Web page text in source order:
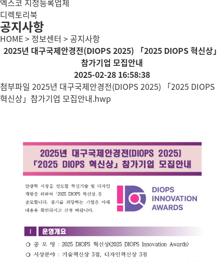
엑스코 지정등록업체
디렉토리북
공지사항
HOME > 정보센터 > 공지사항
2025년 대구국제안경전(DIOPS 2025) 「2025 DIOPS 혁신상」
참가기업 모집안내
2025-02-28 16:58:38
첨부파일 2025년 대구국제안경전(DIOPS 2025) 「2025 DIOPS
혁신상」참가기업 모집안내.hwp